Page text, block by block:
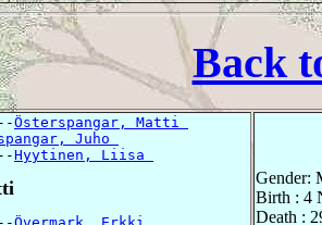
Back
Österspangar, Matti
Juho
Hyytinen, Liisa
Gender:
Birth : 4
Death :